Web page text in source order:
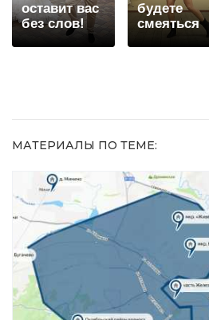
оставит вас
без слов!
Пересмотрела
будете
смеяться
МАТЕРИАЛЫ ПО ТЕМЕ: